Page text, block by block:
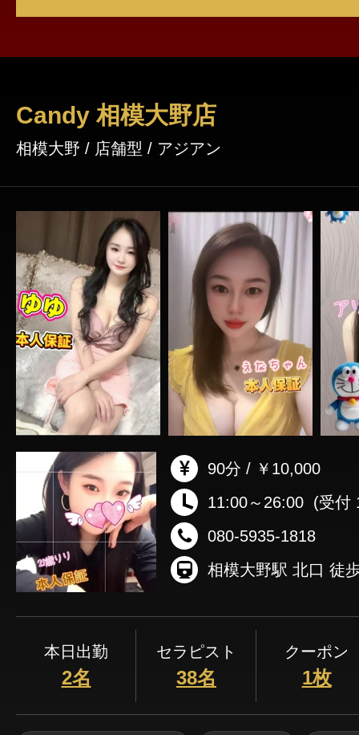
Candy 相模大野店
相模大野 / 店舗型 / アジアン
90分 / ￥10,000
11:00～26:00 (受付
080-5935-1818
本日出勤
2名
セラピスト
38名
クーポン
1枚